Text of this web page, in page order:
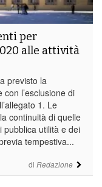
di Redazione
per
alle attività
previsto la
l’esclusione di
1. Le
continuità di quelle
pubblica utilità e dei
tempestiva...